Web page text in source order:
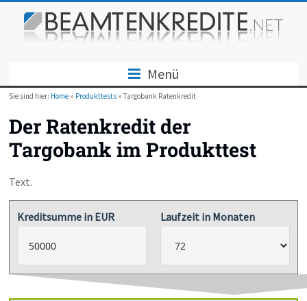
Menü
Sie sind hier: Home » Produkttests » Targobank Ratenkredit
Der Ratenkredit der
Targobank im Produkttest
Text.
Kreditsumme in EUR Laufzeit in Monaten